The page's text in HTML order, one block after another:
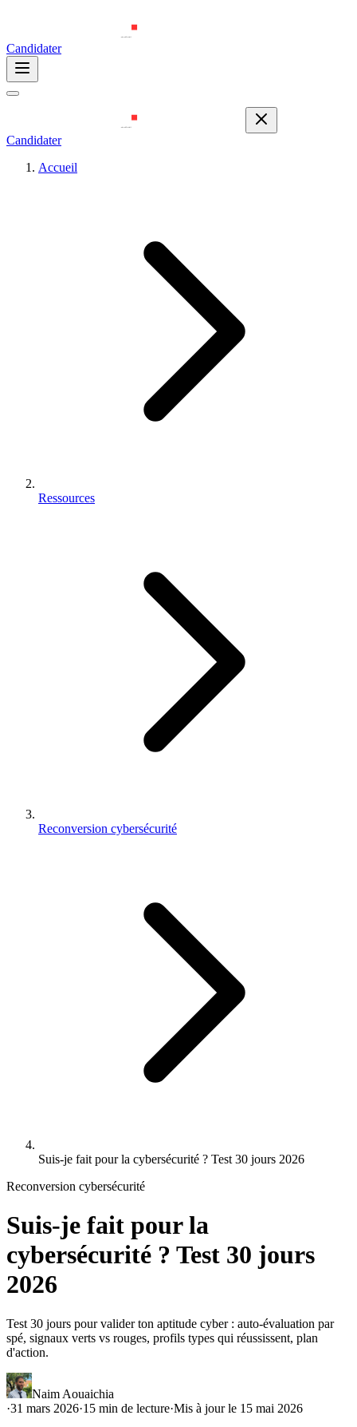
Candidater
Candidater
Accueil
Ressources
Reconversion cybersécurité
Suis-je fait pour la cybersécurité ? Test 30 jours 2026
Reconversion cybersécurité
Suis-je fait pour la
cybersécurité ? Test 30 jours
2026
Test 30 jours pour valider ton aptitude cyber : auto-évaluation par
spé, signaux verts vs rouges, profils types qui réussissent, plan
d'action.
Naim Aouaichia
·31 mars 2026·15 min de lecture·Mis à jour le 15 mai 2026